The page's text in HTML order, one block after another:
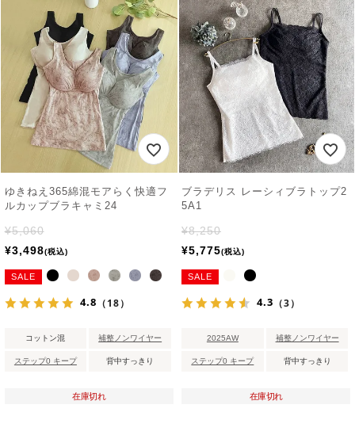
ゆきねえ365綿混モアらく快適フ
ルカップブラキャミ24
¥5,060
¥3,498 税込
SALE
4.8 （18）
コットン混 補整ノンワイヤー
ステップ0 キープ 背中すっきり
在庫切れ
ブラデリス レーシィブラトップ2
5A1
¥8,250
¥5,775 税込
SALE
4.3 （3）
2025AW 補整ノンワイヤー
ステップ0 キープ 背中すっきり
在庫切れ